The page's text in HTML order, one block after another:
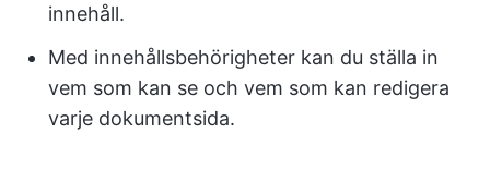
innehåll.
Med innehållsbehörigheter kan du ställa in
vem som kan se och vem som kan redigera
varje dokumentsida.